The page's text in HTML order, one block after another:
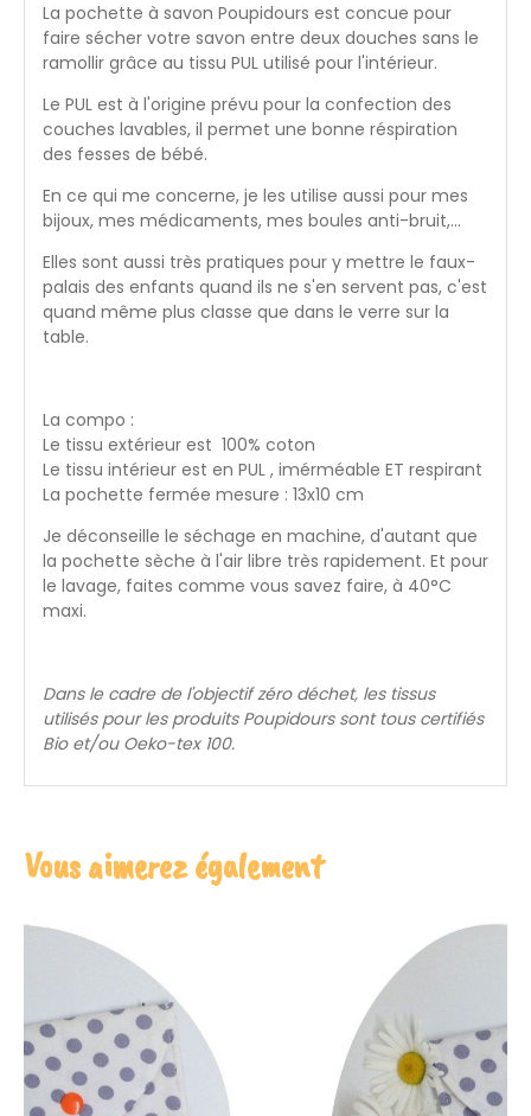
La pochette à savon Poupidours est concue pour
faire sécher votre savon entre deux douches sans le
ramollir grâce au tissu PUL utilisé pour l'intérieur.
Le PUL est à l'origine prévu pour la confection des
couches lavables, il permet une bonne réspiration
des fesses de bébé.
En ce qui me concerne, je les utilise aussi pour mes
bijoux, mes médicaments, mes boules anti-bruit,...
Elles sont aussi très pratiques pour y mettre le faux-
palais des enfants quand ils ne s'en servent pas, c'est
quand même plus classe que dans le verre sur la
table.
La compo :
Le tissu extérieur est 100% coton
Le tissu intérieur est en PUL , imérméable ET respirant
La pochette fermée mesure : 13x10 cm
Je déconseille le séchage en machine, d'autant que
la pochette sèche à l'air libre très rapidement. Et pour
le lavage, faites comme vous savez faire, à 40°C
maxi.
Dans le cadre de l'objectif zéro déchet, les tissus
utilisés pour les produits Poupidours sont tous certifiés
Bio et/ou Oeko-tex 100.
Vous aimerez également